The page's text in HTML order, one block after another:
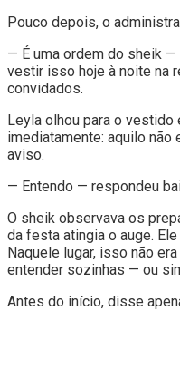
Pouco depois, o
— É uma ordem do sheik
vestir isso hoje à noite na
convidados.
Leyla olhou para o vestido
imediatamente: aquilo não
aviso.
— Entendo — respondeu
O sheik observava os
da festa atingia o auge.
Naquele lugar, isso não
entender sozinhas — ou
Antes do início, disse